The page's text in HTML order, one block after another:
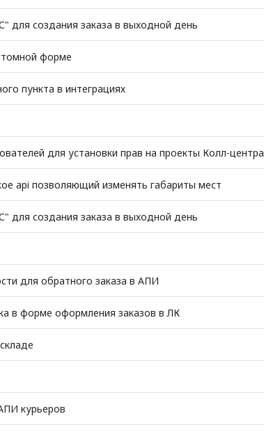
создания заказа в выходной день
форме
пункта в интеграциях
для установки прав на проекты Колл-центра
api позволяющий изменять габариты мест
создания заказа в выходной день
для обратного заказа в АПИ
в форме оформления заказов в ЛК
курьеров